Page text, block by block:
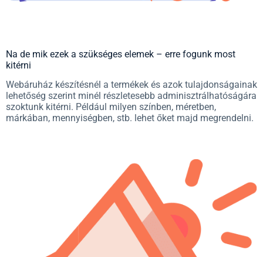
Na de mik ezek a szükséges elemek – erre fogunk most
kitérni
Webáruház készítésnél a termékek és azok tulajdonságainak
lehetőség szerint minél részletesebb adminisztrálhatóságára
szoktunk kitérni. Például milyen színben, méretben,
márkában, mennyiségben, stb. lehet őket majd megrendelni.